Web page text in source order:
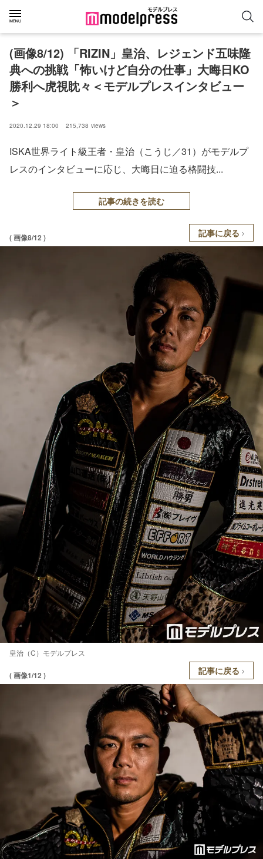
(画像8/12) 「RIZIN」皇治、レジェンド五味隆
典への挑戦「怖いけど自分の仕事」大晦日KO
勝利へ虎視眈々＜モデルプレスインタビュー
＞
2020.12.29 18:00 215,738 views
ISKA世界ライト級王者・皇治（こうじ／31）がモデルプ
レスのインタビューに応じ、大晦日に迫る格闘技...
記事の続きを読む
( 画像8/12 ) 記事に戻る
皇治（C）モデルプレス
( 画像1/12 ) 記事に戻る